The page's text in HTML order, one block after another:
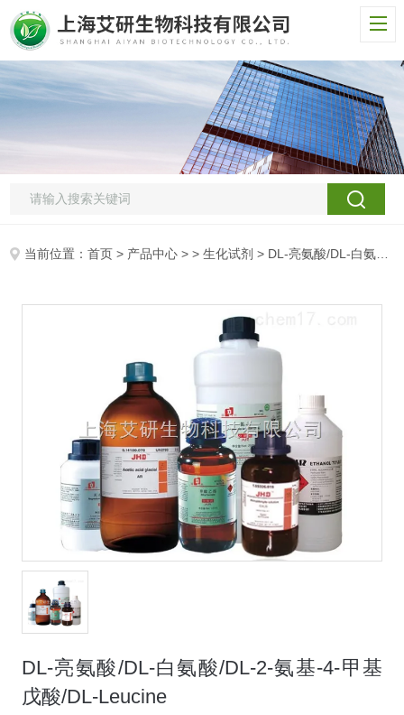
当前位置：首页 > 产品中心 > >生化试剂 > DL-亮氨酸/DL-白氨酸/DL-2-氨基-4-甲基戊酸/DL-Leucine
DL-亮氨酸/DL-白氨酸/DL-2-氨基-4-甲基
戊酸/DL-Leucine